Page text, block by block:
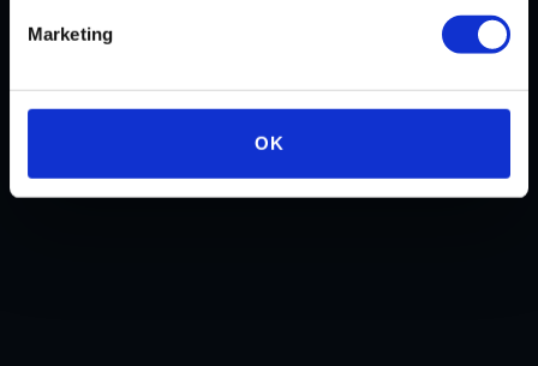
Marketing
OK